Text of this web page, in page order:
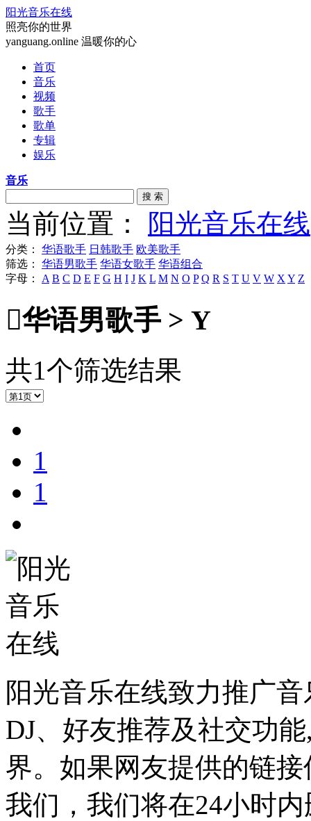
阳光音乐在线
照亮你的世界
yanguang.online 温暖你的心
首页
音乐
视频
歌手
歌单
专辑
娱乐
音乐
搜 索
当前位置： 阳光音乐在线
分类： 华语歌手 日韩歌手 欧美歌手
筛选： 华语男歌手 华语女歌手 华语组合
字母： A B C D E F G H I J K L M N O P Q R S T U V W X Y Z
华语男歌手 > Y
共1个筛选结果
1
1
阳光音乐在线致力推广
DJ、好友推荐及社交功
界。如果网友提供的链
我们，我们将在24小时